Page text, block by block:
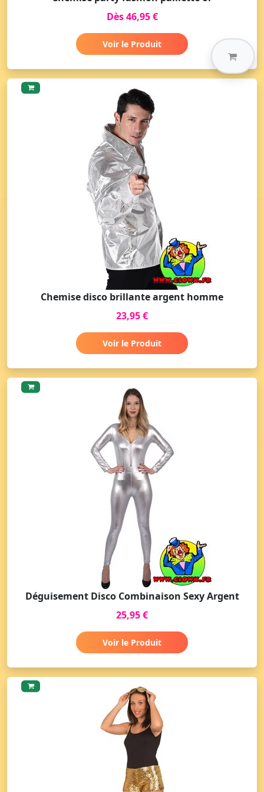
Dès 46,95 €
Voir le Produit
Chemise disco brillante argent homme
23,95 €
Voir le Produit
Déguisement Disco Combinaison Sexy Argent
25,95 €
Voir le Produit